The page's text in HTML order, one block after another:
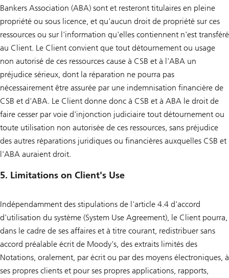
Bankers Association (ABA) sont et resteront titulaires en pleine
propriété ou sous licence, et qu'aucun droit de propriété sur ces
ressources ou sur l'information qu'elles contiennent n'est transféré
au Client. Le Client convient que tout détournement ou usage
non autorisé de ces ressources cause à CSB et à l'ABA un
préjudice sérieux, dont la réparation ne pourra pas
nécessairement être assurée par une indemnisation financière de
CSB et d'ABA. Le Client donne donc à CSB et à ABA le droit de
faire cesser par voie d'injonction judiciaire tout détournement ou
toute utilisation non autorisée de ces ressources, sans préjudice
des autres réparations juridiques ou financières auxquelles CSB et
l'ABA auraient droit.
5. Limitations on Client's Use
Indépendamment des stipulations de l'article 4.4 d'accord
d'utilisation du système (System Use Agreement), le Client pourra,
dans le cadre de ses affaires et à titre courant, redistribuer sans
accord préalable écrit de Moody's, des extraits limités des
Notations, oralement, par écrit ou par des moyens électroniques, à
ses propres clients et pour ses propres applications, rapports,